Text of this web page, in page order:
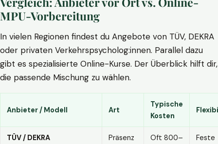
MPU-Vorbereitung
In vielen Regionen findest du Angebote von TÜV, DEKRA
oder privaten Verkehrspsycholog:innen. Parallel dazu
gibt es spezialisierte Online-Kurse. Der Überblick hilft dir,
die passende Mischung zu wählen.
Anbieter / Modell Art
Typische
Kosten
TÜV / DEKRA Präsenz
Oft 800–
Feste